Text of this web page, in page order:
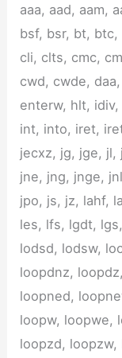
aaa, aad, aam,
bsf, bsr, bt,
cli, clts, cmc,
cwd, cwde,
enterw, hlt,
int, into, iret,
jecxz, jg, jge, jl,
jne, jng, jnge,
jpo, js, jz, lahf,
les, lfs, lgdt,
lodsd, lodsw,
loopdnz,
loopned,
loopw, loopwe,
loopzd, loopzw,